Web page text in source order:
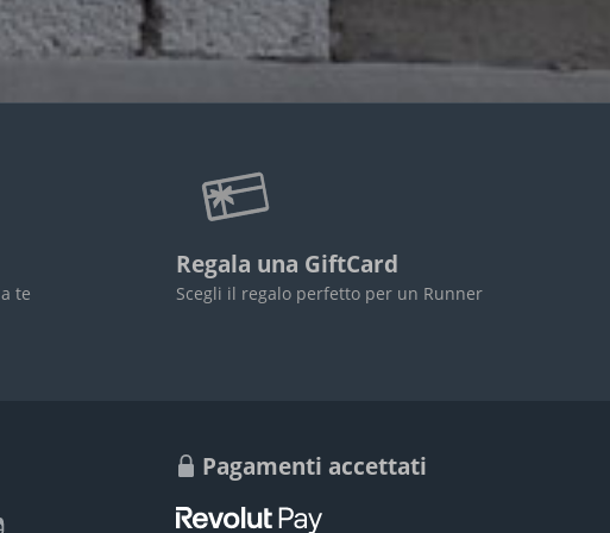
te
Regala una GiftCard
Scegli il regalo perfetto per un Runner
Pagamenti accettati